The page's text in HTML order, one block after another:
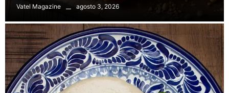
Vatel Magazine agosto 3, 2026